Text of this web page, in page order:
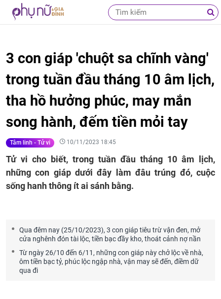
3 con giáp 'chuột sa chĩnh vàng'
trong tuần đầu tháng 10 âm lịch,
tha hồ hưởng phúc, may mắn
song hành, đếm tiền mỏi tay
Tâm linh - Tử vi 10/11/2023 18:45
Tử vi cho biết, trong tuần đầu tháng 10 âm lịch,
những con giáp dưới đây làm đâu trúng đó, cuộc
sống hanh thông ít ai sánh bằng.
Qua đêm nay (25/10/2023), 3 con giáp tiêu trừ vận đen, mở
cửa nghênh đón tài lộc, tiền bạc đầy kho, thoát cảnh nợ nần
Từ ngày 26/10 đến 6/11, những con giáp này chở lộc về nhà,
ôm tiền bạc tỷ, phúc lộc ngập nhà, vận may sẽ đến, điềm dữ
qua đi